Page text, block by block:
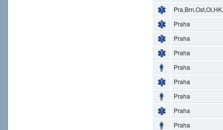
Praha
Praha
Praha
Praha
Praha
Praha
Praha
Praha